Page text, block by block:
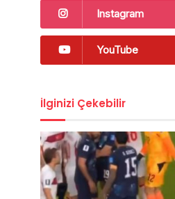
Instagram
YouTube
İlginizi Çekebilir